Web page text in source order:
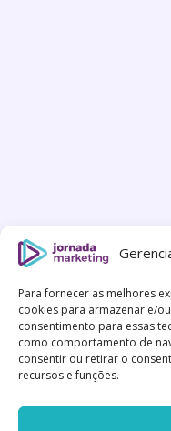
Para fornecer as melhores
cookies para armazenar e/
consentimento para essas
como comportamento de
consentir ou retirar o
recursos e funções.